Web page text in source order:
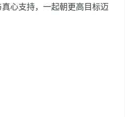
心支持，一起朝更高目标迈